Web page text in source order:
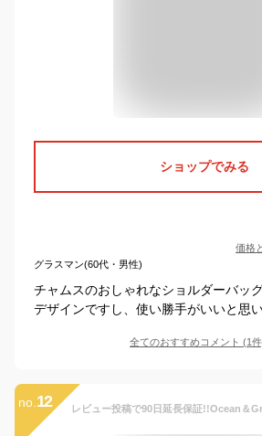
ショップでみる
価格
グラスマン(60代・男性)
チャムスのおしゃれなショルダーバッ
デザインですし、使い勝手がいいと思い
全てのおすすめコメント (1
no. 12